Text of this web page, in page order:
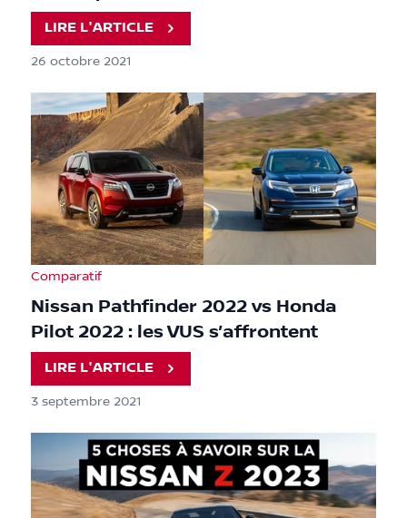
LIRE L'ARTICLE
26 octobre 2021
Comparatif
Nissan Pathfinder 2022 vs Honda
Pilot 2022 : les VUS s’affrontent
LIRE L'ARTICLE
3 septembre 2021